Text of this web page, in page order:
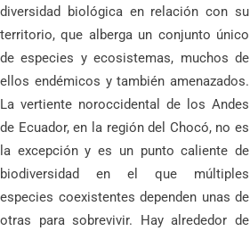
diversidad biológica en relación con su
territorio, que alberga un conjunto único
de especies y ecosistemas, muchos de
ellos endémicos y también amenazados.
La vertiente noroccidental de los Andes
de Ecuador, en la región del Chocó, no es
la excepción y es un punto caliente de
biodiversidad en el que múltiples
especies coexistentes dependen unas de
otras para sobrevivir. Hay alrededor de